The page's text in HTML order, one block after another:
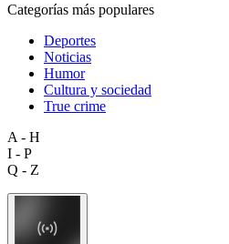
Categorías más populares
Deportes
Noticias
Humor
Cultura y sociedad
True crime
A - H
I - P
Q - Z